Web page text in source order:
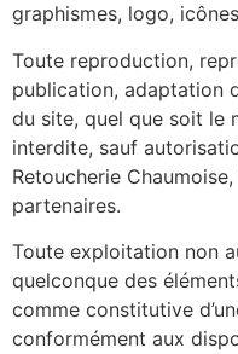
graphismes, logo,
Toute reproduction,
publication, adaptation
du site, quel que soit le
interdite, sauf
Retoucherie
partenaires.
Toute exploitation non
quelconque des
comme constitutive
conformément aux